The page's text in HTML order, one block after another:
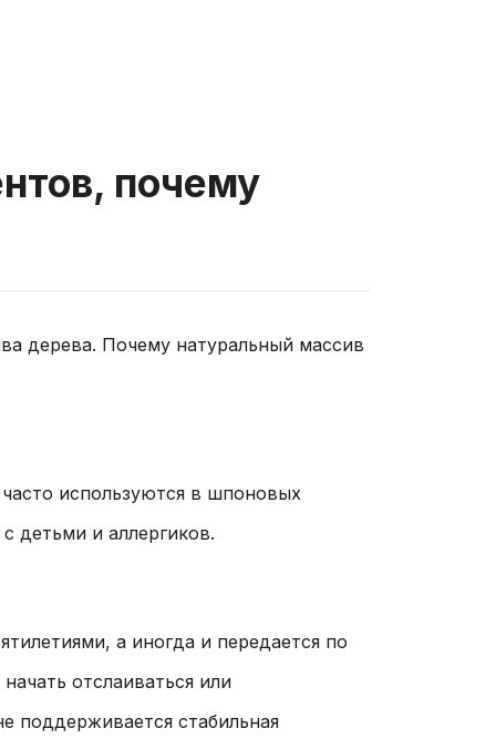
почему
дерева. Почему натуральный массив
используются в шпоновых
детьми и аллергиков.
а иногда и передается по
отслаиваться или
поддерживается стабильная